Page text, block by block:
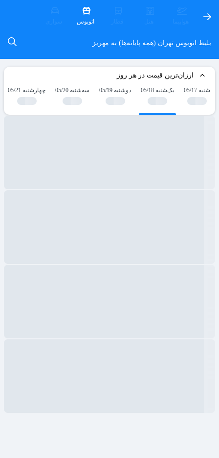
اتوبوس
بلیط اتوبوس تهران (همه پایانه‌ها) به مهریز
ارزان‌ترین قیمت در هر روز
شنبه 05/17 یک‌شنبه 05/18 دوشنبه 05/19 سه‌شنبه 05/20 چهارشنبه 05/21